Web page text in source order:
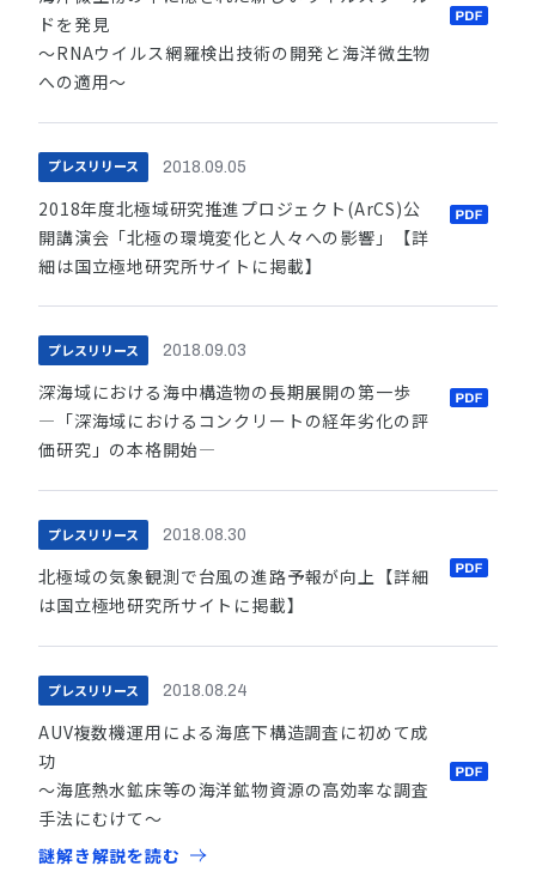
ドを発見
～RNAウイルス網羅検出技術の開発と海洋微生物
への適用～
プレスリリース 2018.09.05
2018年度北極域研究推進プロジェクト(ArCS)公
開講演会「北極の環境変化と人々への影響」【詳
細は国立極地研究所サイトに掲載】
プレスリリース 2018.09.03
深海域における海中構造物の長期展開の第一歩
―「深海域におけるコンクリートの経年劣化の評
価研究」の本格開始―
プレスリリース 2018.08.30
北極域の気象観測で台風の進路予報が向上【詳細
は国立極地研究所サイトに掲載】
プレスリリース 2018.08.24
AUV複数機運用による海底下構造調査に初めて成
功
～海底熱水鉱床等の海洋鉱物資源の高効率な調査
手法にむけて～
謎解き解説を読む